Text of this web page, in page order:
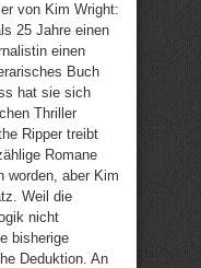
von Kim Wright:
25 Jahre einen
einen
Buch
hat sie sich
Thriller
Ripper treibt
Romane
worden, aber Kim
Weil die
nicht
bisherige
Deduktion. An